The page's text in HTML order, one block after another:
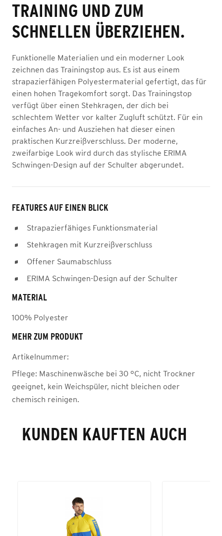
TRAINING UND ZUM
SCHNELLEN ÜBERZIEHEN.
Funktionelle Materialien und ein moderner Look
zeichnen das Trainingstop aus. Es ist aus einem
strapazierfähigen Polyestermaterial gefertigt, das für
einen hohen Tragekomfort sorgt. Das Trainingstop
verfügt über einen Stehkragen, der dich bei
schlechtem Wetter vor kalter Zugluft schützt. Für ein
einfaches An- und Ausziehen hat dieser einen
praktischen Kurzreißverschluss. Der moderne,
zweifarbige Look wird durch das stylische ERIMA
Schwingen-Design auf der Schulter abgerundet.
FEATURES AUF EINEN BLICK
Strapazierfähiges Funktionsmaterial
Stehkragen mit Kurzreißverschluss
Offener Saumabschluss
ERIMA Schwingen-Design auf der Schulter
MATERIAL
100% Polyester
MEHR ZUM PRODUKT
Artikelnummer:
Pflege: Maschinenwäsche bei 30 °C, nicht Trockner
geeignet, kein Weichspüler, nicht bleichen oder
chemisch reinigen.
KUNDEN KAUFTEN AUCH